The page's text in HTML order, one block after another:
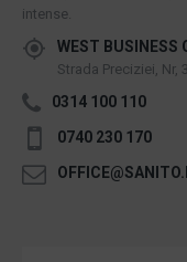
intense.
WEST BUSINESS
Strada Preciziei, Nr,
0314 100 110
0740 230 170